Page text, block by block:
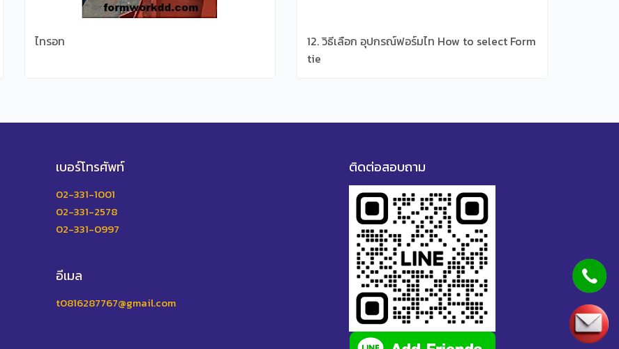
ไทรอท
12. วิธีเลือก อุปกรณ์ฟอร์มไท How to select Form
tie
เบอร์โทรศัพท์
02-331-1001
02-331-2578
02-331-0997
อีเมล
t0816287767@gmail.com
ติดต่อสอบถาม